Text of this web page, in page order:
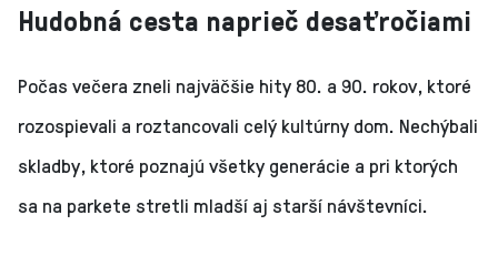
Hudobná cesta naprieč desaťročiami
Počas večera zneli najväčšie hity 80. a 90. rokov, ktoré
rozospievali a roztancovali celý kultúrny dom. Nechýbali
skladby, ktoré poznajú všetky generácie a pri ktorých
sa na parkete stretli mladší aj starší návštevníci.